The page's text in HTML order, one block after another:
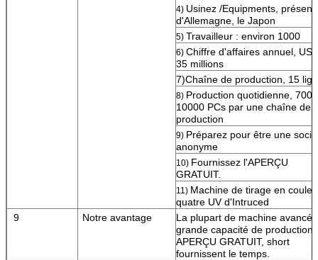
4) Usinez /Equipments,
d'Allemagne, le Japon
5) Travailleur : environ 1000
6) Chiffre d'affaires annuel, US$
35 millions
7)Chaîne de production, 15
8) Production quotidienne,
10000 PCs par une chaîne de
production
9) Préparez pour être une
anonyme
10) Fournissez l'APERÇU
GRATUIT.
11) Machine de tirage en
quatre UV d'Intruced
9
Notre avantage
La plupart de machine
grande capacité de production,
APERÇU GRATUIT, short
fournissent le temps.